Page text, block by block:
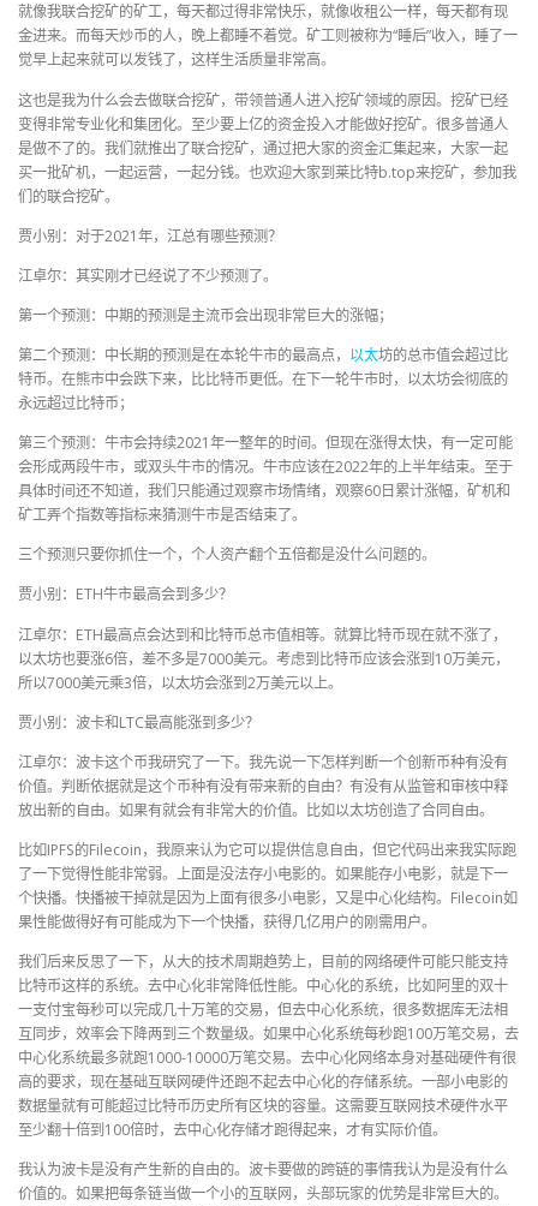
就像我联合挖矿的矿工，每天都过得非常快乐，就像收租公一样，每天都有现
金进来。而每天炒币的人，晚上都睡不着觉。矿工则被称为“睡后”收入，睡了一
觉早上起来就可以发钱了，这样生活质量非常高。
这也是我为什么会去做联合挖矿，带领普通人进入挖矿领域的原因。挖矿已经
变得非常专业化和集团化。至少要上亿的资金投入才能做好挖矿。很多普通人
是做不了的。我们就推出了联合挖矿，通过把大家的资金汇集起来，大家一起
买一批矿机，一起运营，一起分钱。也欢迎大家到莱比特b.top来挖矿，参加我
们的联合挖矿。
贾小别：对于2021年，江总有哪些预测？
江卓尔：其实刚才已经说了不少预测了。
第一个预测：中期的预测是主流币会出现非常巨大的涨幅；
第二个预测：中长期的预测是在本轮牛市的最高点， 以太坊的总市值会超过比
特币。在熊市中会跌下来，比比特币更低。在下一轮牛市时，以太坊会彻底的
永远超过比特币；
第三个预测：牛市会持续2021年一整年的时间。但现在涨得太快，有一定可能
会形成两段牛市，或双头牛市的情况。牛市应该在2022年的上半年结束。至于
具体时间还不知道，我们只能通过观察市场情绪，观察60日累计涨幅，矿机和
矿工弄个指数等指标来猜测牛市是否结束了。
三个预测只要你抓住一个，个人资产翻个五倍都是没什么问题的。
贾小别：ETH牛市最高会到多少？
江卓尔：ETH最高点会达到和比特币总市值相等。就算比特币现在就不涨了，
以太坊也要涨6倍，差不多是7000美元。考虑到比特币应该会涨到10万美元，
所以7000美元乘3倍，以太坊会涨到2万美元以上。
贾小别：波卡和LTC最高能涨到多少？
江卓尔：波卡这个币我研究了一下。我先说一下怎样判断一个创新币种有没有
价值。判断依据就是这个币种有没有带来新的自由？有没有从监管和审核中释
放出新的自由。如果有就会有非常大的价值。比如以太坊创造了合同自由。
比如IPFS的Filecoin，我原来认为它可以提供信息自由，但它代码出来我实际跑
了一下觉得性能非常弱。上面是没法存小电影的。如果能存小电影，就是下一
个快播。快播被干掉就是因为上面有很多小电影，又是中心化结构。Filecoin如
果性能做得好有可能成为下一个快播，获得几亿用户的刚需用户。
我们后来反思了一下，从大的技术周期趋势上，目前的网络硬件可能只能支持
比特币这样的系统。去中心化非常降低性能。中心化的系统，比如阿里的双十
一支付宝每秒可以完成几十万笔的交易，但去中心化系统，很多数据库无法相
互同步，效率会下降两到三个数量级。如果中心化系统每秒跑100万笔交易，去
中心化系统最多就跑1000-10000万笔交易。去中心化网络本身对基础硬件有很
高的要求，现在基础互联网硬件还跑不起去中心化的存储系统。一部小电影的
数据量就有可能超过比特币历史所有区块的容量。这需要互联网技术硬件水平
至少翻十倍到100倍时，去中心化存储才跑得起来，才有实际价值。
我认为波卡是没有产生新的自由的。波卡要做的跨链的事情我认为是没有什么
价值的。如果把每条链当做一个小的互联网，头部玩家的优势是非常巨大的。